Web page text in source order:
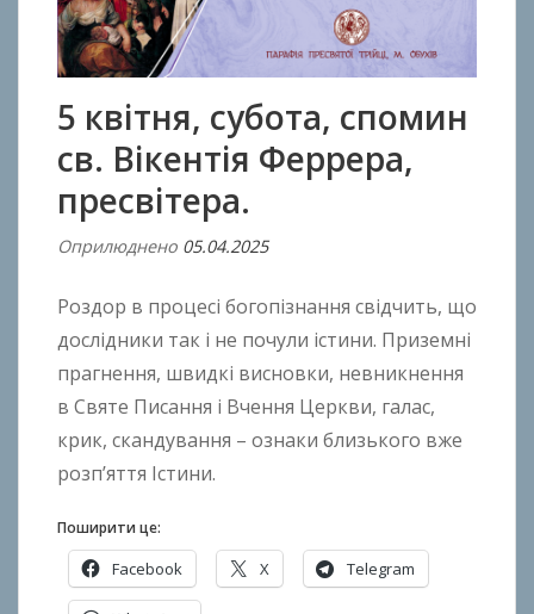
5 квітня, субота, спомин
св. Вікентія Феррера,
пресвітера.
Оприлюднено 05.04.2025В
д
A
n
n
k
h
Роздор в процесі богопізнання свідчить, що
дослідники так і не почули істини. Приземні
прагнення, швидкі висновки, невникнення
в Святе Писання і Вчення Церкви, галас,
крик, скандування – ознаки близького вже
розп’яття Істини.
Поширити це:
Facebook X Telegram